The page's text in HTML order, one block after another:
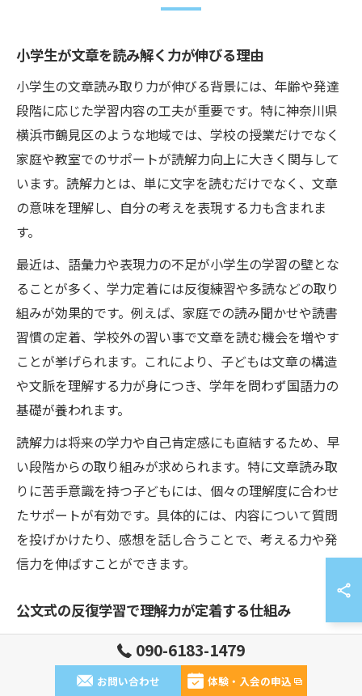
小学生が文章を読み解く力が伸びる理由
小学生の文章読み取り力が伸びる背景には、年齢や発達
段階に応じた学習内容の工夫が重要です。特に神奈川県
横浜市鶴見区のような地域では、学校の授業だけでなく
家庭や教室でのサポートが読解力向上に大きく関与して
います。読解力とは、単に文字を読むだけでなく、文章
の意味を理解し、自分の考えを表現する力も含まれま
す。
最近は、語彙力や表現力の不足が小学生の学習の壁とな
ることが多く、学力定着には反復練習や多読などの取り
組みが効果的です。例えば、家庭での読み聞かせや読書
習慣の定着、学校外の習い事で文章を読む機会を増やす
ことが挙げられます。これにより、子どもは文章の構造
や文脈を理解する力が身につき、学年を問わず国語力の
基礎が養われます。
読解力は将来の学力や自己肯定感にも直結するため、早
い段階からの取り組みが求められます。特に文章読み取
りに苦手意識を持つ子どもには、個々の理解度に合わせ
たサポートが有効です。具体的には、内容について質問
を投げかけたり、感想を話し合うことで、考える力や発
信力を伸ばすことができます。
公文式の反復学習で理解力が定着する仕組み
公文式学習方法では、反復学習を通じて小学生の読解力
や文章読み取り力を確実に定着させることができます。
その理由は、一人ひとりの学力に合わせて教材の難易度
090-6183-1479
お問い合わせ 体験・入会の申込